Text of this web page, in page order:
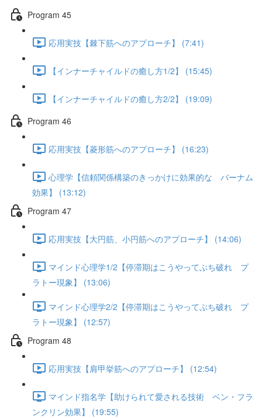
Program 45
応用実技【棘下筋へのアプローチ】 (7:41)
【インナーチャイルドの癒し方1/2】 (15:45)
【インナーチャイルドの癒し方2/2】 (19:09)
Program 46
応用実技【菱形筋へのアプローチ】 (16:23)
心理学【信頼関係構築のきっかけに効果的な バーナム
効果】 (13:12)
Program 47
応用実技【大円筋、小円筋へのアプローチ】 (14:06)
マインド心理学1/2【停滞期はこうやってぶち破れ プ
ラトー現象】 (13:06)
マインド心理学2/2【停滞期はこうやってぶち破れ プ
ラトー現象】 (12:57)
Program 48
応用実技【肩甲挙筋へのアプローチ】 (12:54)
マインド指名学【助けられて愛される技術 ベン・フラ
ンクリン効果】 (19:55)